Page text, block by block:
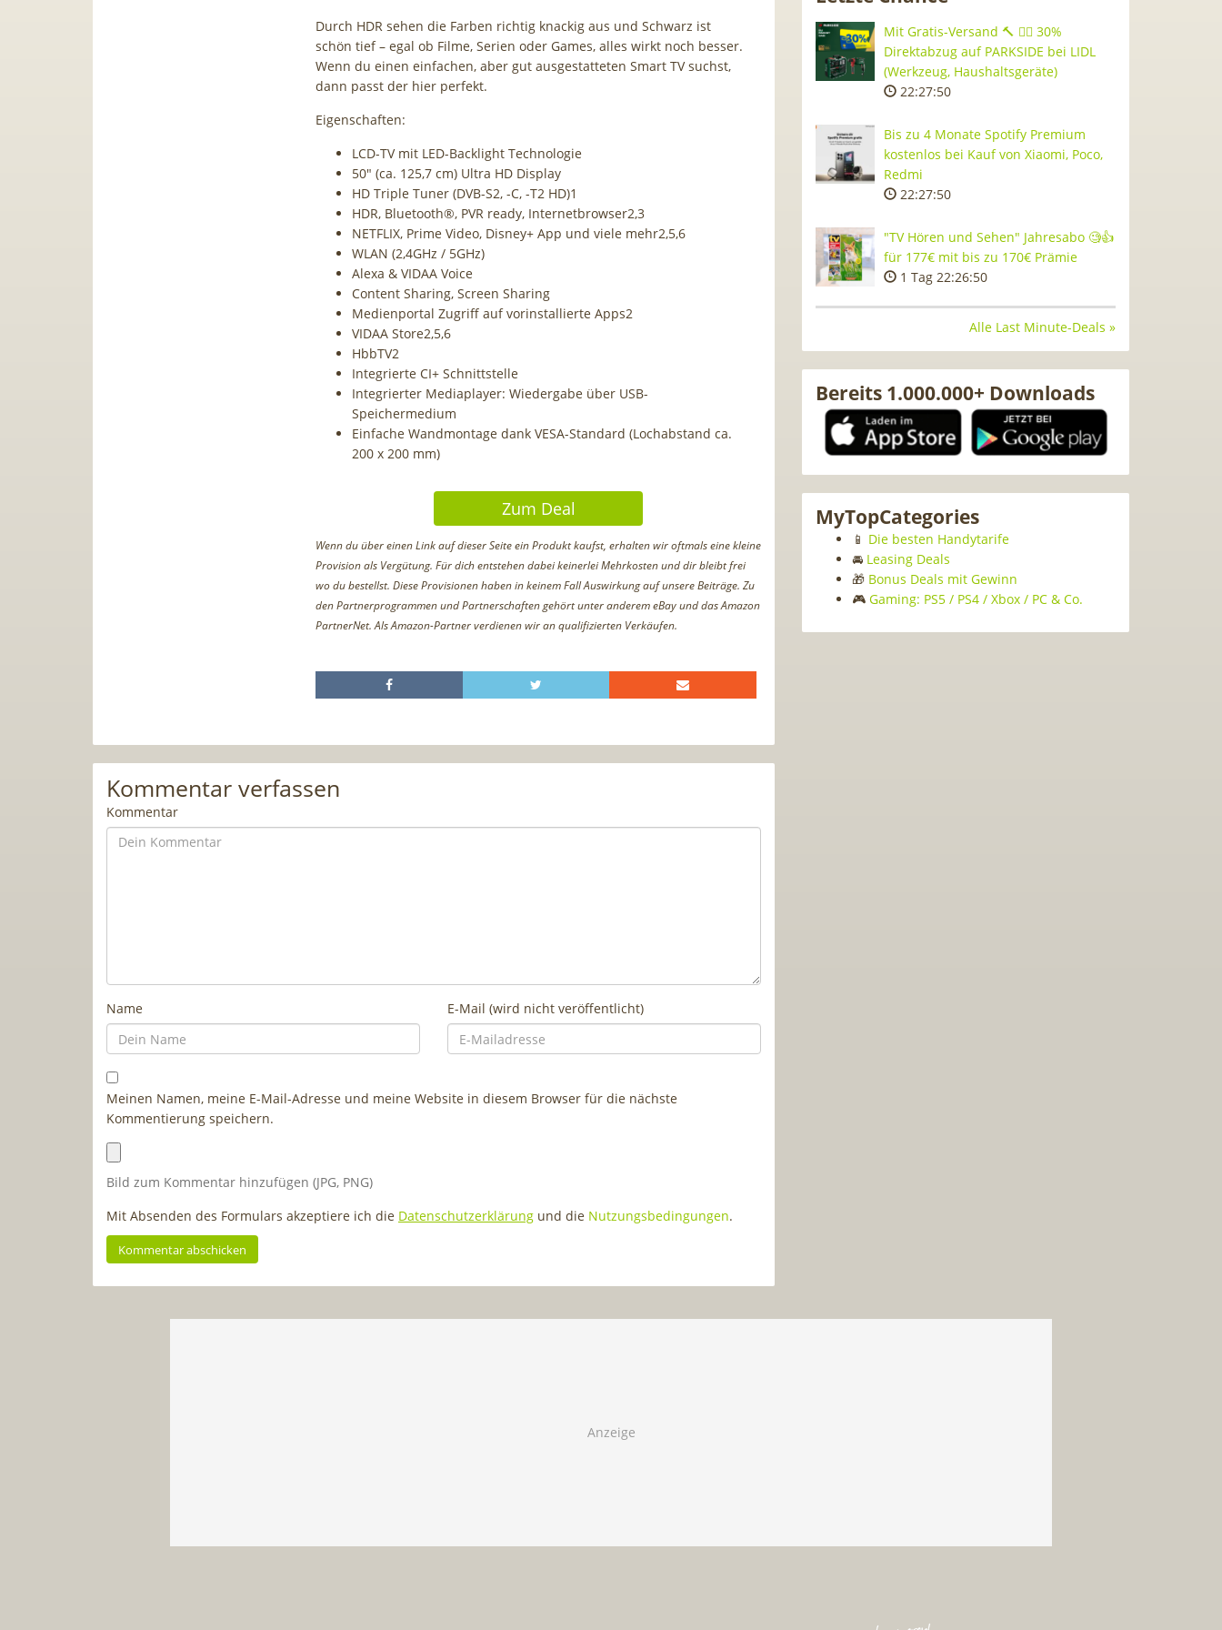
Durch HDR sehen die Farben richtig knackig aus und Schwarz ist
schön tief – egal ob Filme, Serien oder Games, alles wirkt noch besser.
Wenn du einen einfachen, aber gut ausgestatteten Smart TV suchst,
dann passt der hier perfekt.
Eigenschaften:
LCD-TV mit LED-Backlight Technologie
50″ (ca. 125,7 cm) Ultra HD Display
HD Triple Tuner (DVB-S2, -C, -T2 HD)1
HDR, Bluetooth®, PVR ready, Internetbrowser2,3
NETFLIX, Prime Video, Disney+ App und viele mehr2,5,6
WLAN (2,4GHz / 5GHz)
Alexa & VIDAA Voice
Content Sharing, Screen Sharing
Medienportal Zugriff auf vorinstallierte Apps2
VIDAA Store2,5,6
HbbTV2
Integrierte CI+ Schnittstelle
Integrierter Mediaplayer: Wiedergabe über USB-
Speichermedium
Einfache Wandmontage dank VESA-Standard (Lochabstand ca.
200 x 200 mm)
Zum Deal
Wenn du über einen Link auf dieser Seite ein Produkt kaufst, erhalten wir oftmals eine kleine
Provision als Vergütung. Für dich entstehen dabei keinerlei Mehrkosten und dir bleibt frei
wo du bestellst. Diese Provisionen haben in keinem Fall Auswirkung auf unsere Beiträge. Zu
den Partnerprogrammen und Partnerschaften gehört unter anderem eBay und das Amazon
PartnerNet. Als Amazon-Partner verdienen wir an qualifizierten Verkäufen.
Kommentar verfassen
Kommentar
Name E-Mail (wird nicht veröffentlicht)
Meinen Namen, meine E-Mail-Adresse und meine Website in diesem Browser für die nächste
Kommentierung speichern.
Bild zum Kommentar hinzufügen (JPG, PNG)
Mit Absenden des Formulars akzeptiere ich die Datenschutzerklärung und die Nutzungsbedingungen.
Mit Gratis-Versand 🔨 👷‍♂️ 30%
Direktabzug auf PARKSIDE bei LIDL
(Werkzeug, Haushaltsgeräte)
22:27:49
Bis zu 4 Monate Spotify Premium
kostenlos bei Kauf von Xiaomi, Poco,
Redmi
22:27:49
"TV Hören und Sehen" Jahresabo 🧐👍
für 177€ mit bis zu 170€ Prämie
1 Tag 22:26:49
Alle Last Minute-Deals »
Bereits 1.000.000+ Downloads
MyTopCategories
📱 Die besten Handytarife
🚘 Leasing Deals
🎁 Bonus Deals mit Gewinn
🎮 Gaming: PS5 / PS4 / Xbox / PC & Co.